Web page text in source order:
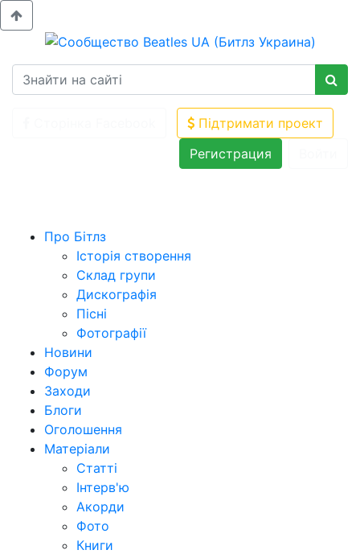
Підтримати проект
Регистрация
Про Бітлз
Історія створення
Склад групи
Дискографія
Пісні
Фотографії
Новини
Форум
Заходи
Блоги
Оголошення
Матеріали
Статті
Інтерв'ю
Акорди
Фото
Книги